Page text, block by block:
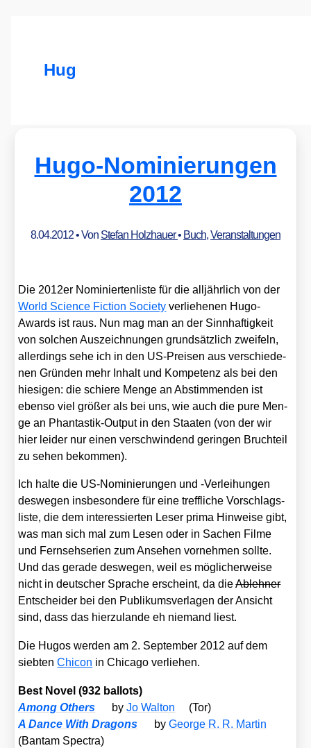
Hug
Hugo-Nominierungen
2012
8.04.2012• Von Stefan Holzhauer• Buch,Veranstaltungen
Die 2012er Nomi­nier­ten­lis­te für die all­jähr­lich von der
World Sci­ence Fic­tion Socie­ty ver­lie­he­nen Hugo-
Awards ist raus. Nun mag man an der Sinn­haf­tig­keit
von sol­chen Aus­zeich­nun­gen grund­sätz­lich zwei­feln,
aller­dings sehe ich in den US-Prei­sen aus ver­schie­de­
nen Grün­den mehr Inhalt und Kom­pe­tenz als bei den
hie­si­gen: die schie­re Men­ge an Abstim­men­den ist
eben­so viel grö­ßer als bei uns, wie auch die pure Men­
ge an Phan­tas­tik-Out­put in den Staa­ten (von der wir
hier lei­der nur einen ver­schwin­dend gerin­gen Bruch­teil
zu sehen bekom­men).
Ich hal­te die US-Nomi­nie­run­gen und ‑Ver­lei­hun­gen
des­we­gen ins­be­son­de­re für eine treff­li­che Vor­schlags­
lis­te, die dem inter­es­sier­ten Leser pri­ma Hin­wei­se gibt,
was man sich mal zum Lesen oder in Sachen Fil­me
und Fern­seh­se­ri­en zum Anse­hen vor­neh­men soll­te.
Und das gera­de des­we­gen, weil es mög­li­cher­wei­se
nicht in deut­scher Spra­che erscheint, da dieAbleh­ner
Ent­schei­der bei den Publi­kums­ver­la­gen der Ansicht
sind, dass das hier­zu­lan­de eh nie­mand liest.
Die Hugos wer­den am 2. Sep­tem­ber 2012 auf dem
sieb­tenChi­con in Chi­ca­go ver­lie­hen.
Best Novel (932 bal­lots)
Among Others
byJo Walt­on
(Tor)
A Dance With Dra­gons
byGeor­ge R. R. Mar­tin
(Ban­tam Spec­tra)